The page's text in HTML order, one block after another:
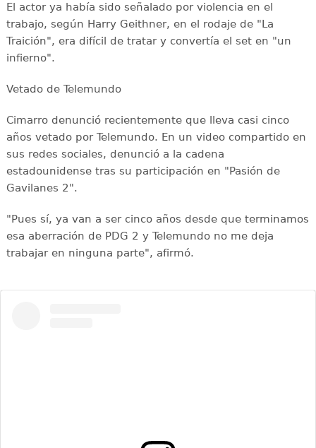
El actor ya había sido señalado por violencia en el
trabajo, según Harry Geithner, en el rodaje de "La
Traición", era difícil de tratar y convertía el set en "un
infierno".
Vetado de Telemundo
Cimarro denunció recientemente que lleva casi cinco
años vetado por Telemundo. En un video compartido en
sus redes sociales, denunció a la cadena
estadounidense tras su participación en "Pasión de
Gavilanes 2".
"Pues sí, ya van a ser cinco años desde que terminamos
esa aberración de PDG 2 y Telemundo no me deja
trabajar en ninguna parte", afirmó.